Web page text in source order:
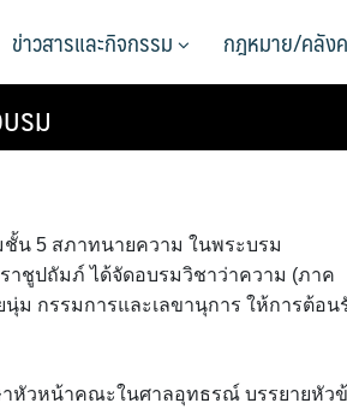
ข่าวสารและกิจกรรม กฎหมาย/คลัง
รม
ชั้น 5 สภาทนายความ ในพระบรม
ชูปถัมภ์ ได้จัดอบรมวิชาว่าความ (ภาค
ม กรรมการและเลขานุการ ให้การต้อน
าหัวหน้าคณะในศาลอุทธรณ์ บรรยายหัว